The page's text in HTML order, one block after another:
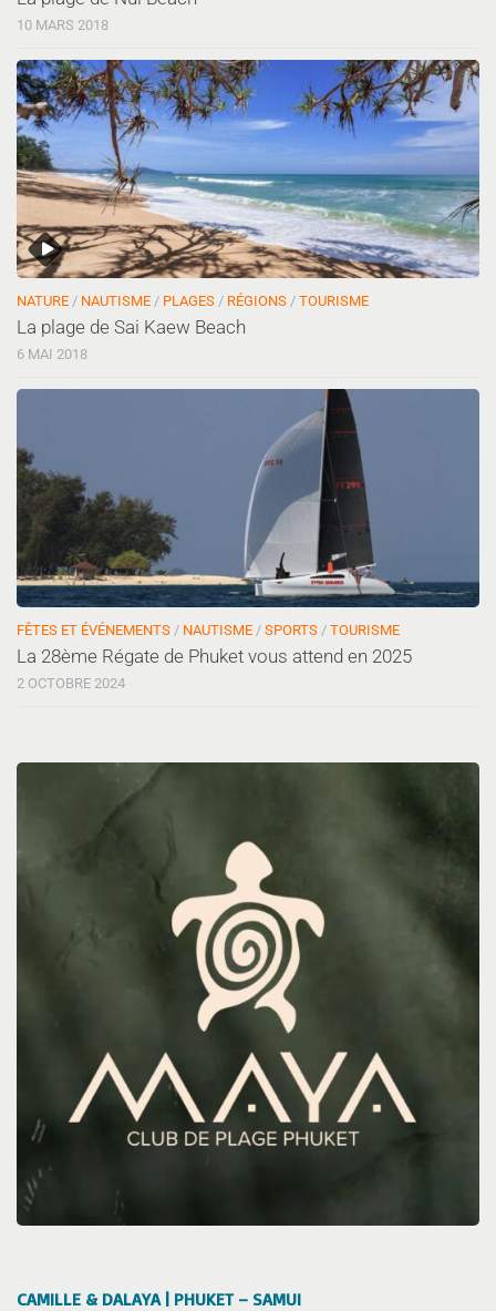
10 MARS 2018
NATURE / NAUTISME / PLAGES / RÉGIONS / TOURISME
La plage de Sai Kaew Beach
6 MAI 2018
FÊTES ET ÉVÉNEMENTS / NAUTISME / SPORTS / TOURISME
La 28ème Régate de Phuket vous attend en 2025
2 OCTOBRE 2024
CAMILLE & DALAYA | PHUKET – SAMUI